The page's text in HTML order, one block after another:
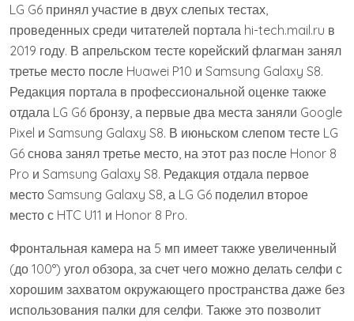
LG G6 принял участие в двух слепых тестах,
проведенных среди читателей портала hi-tech.mail.ru в
2019 году. В апрельском тесте корейский флагман занял
третье место после Huawei P10 и Samsung Galaxy S8.
Редакция портала в профессиональной оценке также
отдала LG G6 бронзу, а первые два места заняли Google
Pixel и Samsung Galaxy S8. В июньском слепом тесте LG
G6 снова занял третье место, на этот раз после Honor 8
Pro и Samsung Galaxy S8. Редакция отдала первое
место Samsung Galaxy S8, а LG G6 поделил второе
место с HTC U11 и Honor 8 Pro.
Фронтальная камера на 5 мп имеет также увеличенный
(до 100°) угол обзора, за счет чего можно делать селфи с
хорошим захватом окружающего пространства даже без
использования палки для селфи. Также это позволит